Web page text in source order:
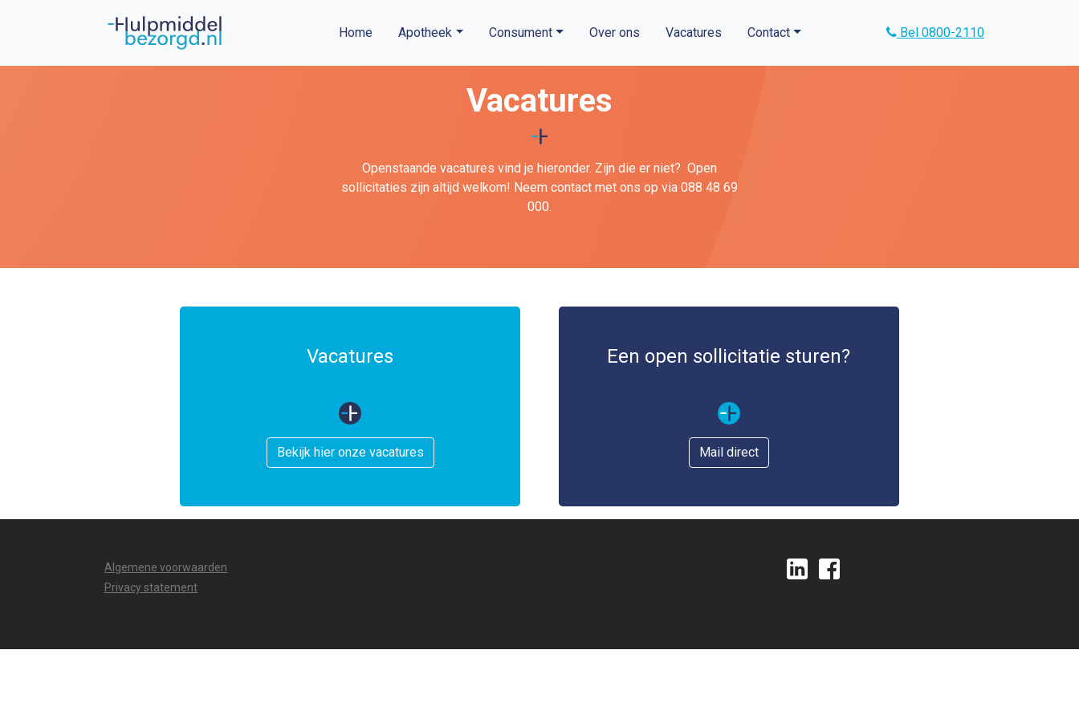
Home Apotheek Consument Over ons Vacatures Contact Bel 0800-2110
Vacatures
Openstaande vacatures vind je hieronder. Zijn die er niet? Open
sollicitaties zijn altijd welkom! Neem contact met ons op via 088 48 69
000.
Vacatures
Bekijk hier onze vacatures
Een open sollicitatie sturen?
Mail direct
Algemene voorwaarden
Privacy statement